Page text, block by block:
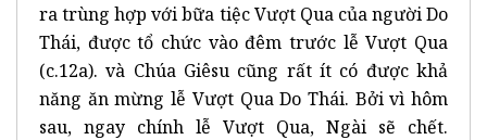
ra trùng hợp với bữa tiệc Vượt Qua của người Do
Thái, được tổ chức vào đêm trước lễ Vượt Qua
(c.12a). và Chúa Giêsu cũng rất ít có được khả
năng ăn mừng lễ Vượt Qua Do Thái. Bởi vì hôm
sau, ngay chính lễ Vượt Qua, Ngài sẽ chết.